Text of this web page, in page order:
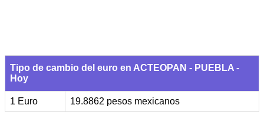
Tipo de cambio del euro en ACTEOPAN - PUEBLA -
Hoy
1 Euro 19.8862 pesos mexicanos